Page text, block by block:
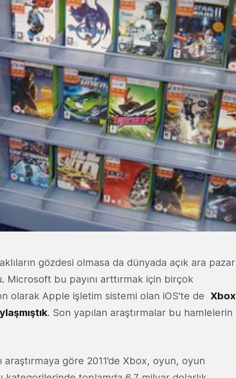
gözdesi olmasa da dünyada açık ara pazar
bu payını arttırmak için birçok
olarak Apple işletim sistemi olan iOS'te de Xbox
. Son yapılan araştırmalar bu hamlelerin
araştırmaya göre 2011’de Xbox, oyun, oyun